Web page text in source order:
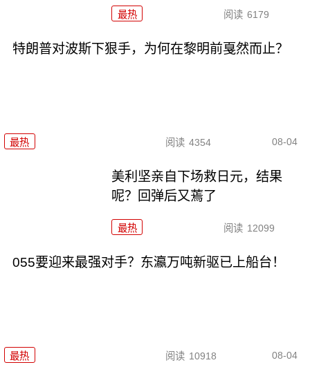
最热 阅读 6179
特朗普对波斯下狠手，为何在黎明前戛然而止？
最热 阅读 4354 08-04
美利坚亲自下场救日元，结果
呢？回弹后又蔫了
最热 阅读 12099
055要迎来最强对手？东瀛万吨新驱已上船台！
最热 阅读 10918 08-04